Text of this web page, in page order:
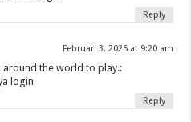
Reply
Februari 3, 2025 at 9:20 am
the world to play.:
login
Reply